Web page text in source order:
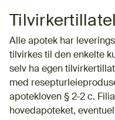
Alle apotek har
tilvirkes til den enkelte
selv ha egen
med
apotekloven § 2-2 c.
hovedapoteket,